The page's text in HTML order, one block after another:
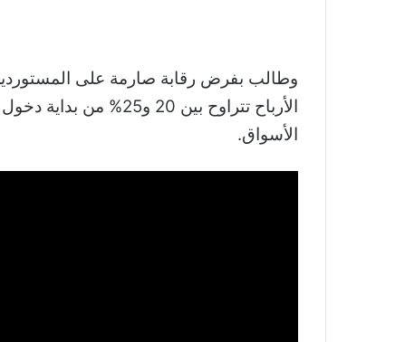
وطالب بفرض رقابة صارمة على
الأرباح تتراوح بين 20
الأسواق.